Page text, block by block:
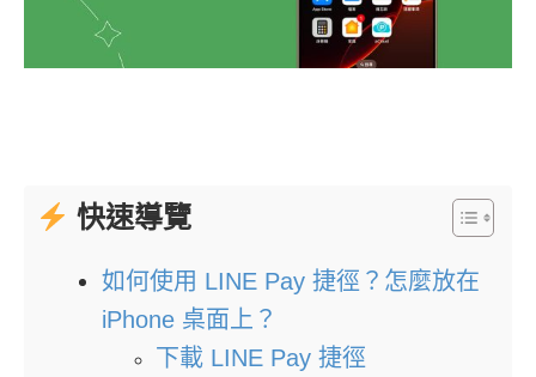
快速導覽
如何使用 LINE Pay 捷徑？怎麼放在
iPhone 桌面上？
下載 LINE Pay 捷徑